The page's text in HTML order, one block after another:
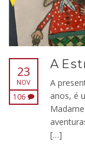
23
NOV
106
A
A
anos, é
[…]